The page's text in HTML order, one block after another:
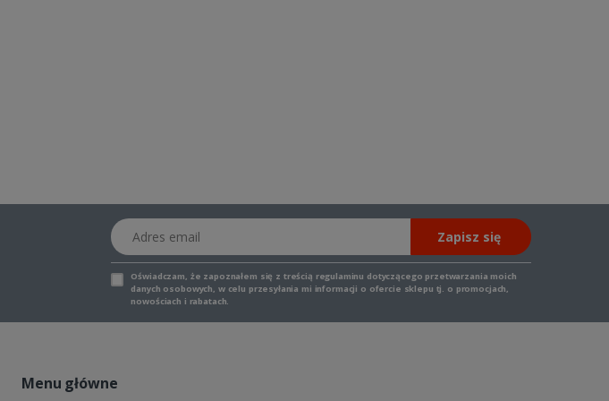
Adres email
Zapisz się
Oświadczam, że zapoznałem się z treścią regulaminu dotyczącego przetwarzania moich
danych osobowych, w celu przesyłania mi informacji o ofercie sklepu tj. o promocjach,
nowościach i rabatach.
Menu główne